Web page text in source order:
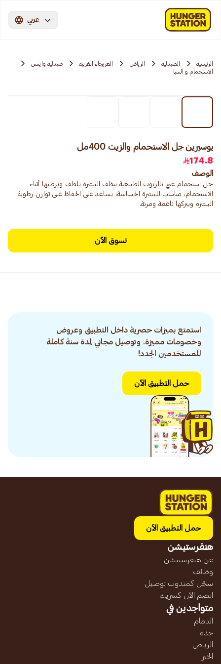
عربي
الرئيسية الصيدلية الرياض العريجاء الغربيه
صيدلية وايتس
الاستحمام و السبا
يوسيرين جل الاستحمام والزيت 400مل
174.8
الوصف
جل استحمام غني بالزيوت الطبيعية ينظف البشرة بلطف ويرطبها أثناء
الاستحمام، مناسب للبشرة الحساسة، يساعد على الحفاظ على توازن رطوبة
البشرة ويتركها ناعمة ومرنة.
تسوق الآن
استمتع بميزات حصرية داخل التطبيق وعروض
وخصومات مميزة. وتوصيل مجاني لمدة سنة كاملة
للمستخدمين الجدد!
حمل التطبيق الآن
حمل التطبيق الآن
هنقرستيشن
عن هنقرستيشن
وظائف
سجّل كمندوب توصيل
انضم الآن كشريك
متواجدين في
الدمام
جده
الرياض
الخبر